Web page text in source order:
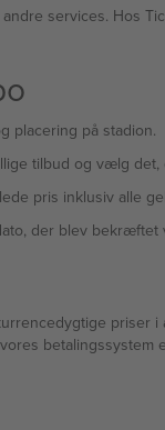
services. Hos
placering på stadion.
tilbud og vælg det,
pris inklusiv alle
der blev bekræftet
priser i
betalingssystem